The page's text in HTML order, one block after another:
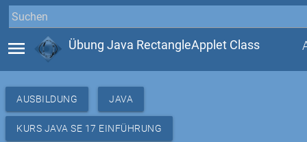
menu Übung Java RectangleApplet Class
AUSBILDUNG JAVA
KURS JAVA SE 17 EINFÜHRUNG